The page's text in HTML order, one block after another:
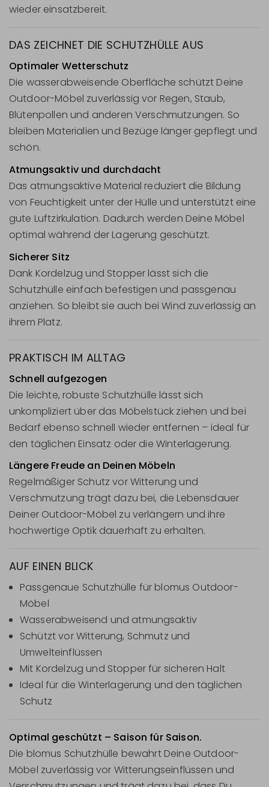
wieder einsatzbereit.
DAS ZEICHNET DIE SCHUTZHÜLLE AUS
Optimaler Wetterschutz
Die wasserabweisende Oberfläche schützt Deine
Outdoor-Möbel zuverlässig vor Regen, Staub,
Blütenpollen und anderen Verschmutzungen. So
bleiben Materialien und Bezüge länger gepflegt und
schön.
Atmungsaktiv und durchdacht
Das atmungsaktive Material reduziert die Bildung
von Feuchtigkeit unter der Hülle und unterstützt eine
gute Luftzirkulation. Dadurch werden Deine Möbel
optimal während der Lagerung geschützt.
Sicherer Sitz
Dank Kordelzug und Stopper lässt sich die
Schutzhülle einfach befestigen und passgenau
anziehen. So bleibt sie auch bei Wind zuverlässig an
ihrem Platz.
PRAKTISCH IM ALLTAG
Schnell aufgezogen
Die leichte, robuste Schutzhülle lässt sich
unkompliziert über das Möbelstück ziehen und bei
Bedarf ebenso schnell wieder entfernen – ideal für
den täglichen Einsatz oder die Winterlagerung.
Längere Freude an Deinen Möbeln
Regelmäßiger Schutz vor Witterung und
Verschmutzung trägt dazu bei, die Lebensdauer
Deiner Outdoor-Möbel zu verlängern und ihre
hochwertige Optik dauerhaft zu erhalten.
AUF EINEN BLICK
Passgenaue Schutzhülle für blomus Outdoor-
Möbel
Wasserabweisend und atmungsaktiv
Schützt vor Witterung, Schmutz und
Umwelteinflüssen
Mit Kordelzug und Stopper für sicheren Halt
Ideal für die Winterlagerung und den täglichen
Schutz
Optimal geschützt – Saison für Saison.
Die blomus Schutzhülle bewahrt Deine Outdoor-
Möbel zuverlässig vor Witterungseinflüssen und